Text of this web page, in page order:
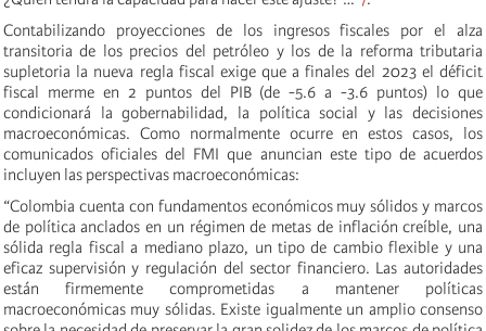
Contabilizando proyecciones de los ingresos fiscales por el alza
transitoria de los precios del petróleo y los de la reforma tributaria
supletoria la nueva regla fiscal exige que a finales del 2023 el déficit
fiscal merme en 2 puntos del PIB (de -5.6 a -3.6 puntos) lo que
condicionará la gobernabilidad, la política social y las decisiones
macroeconómicas. Como normalmente ocurre en estos casos, los
comunicados oficiales del FMI que anuncian este tipo de acuerdos
incluyen las perspectivas macroeconómicas:
“Colombia cuenta con fundamentos económicos muy sólidos y marcos
de política anclados en un régimen de metas de inflación creíble, una
sólida regla fiscal a mediano plazo, un tipo de cambio flexible y una
eficaz supervisión y regulación del sector financiero. Las autoridades
están firmemente comprometidas a mantener políticas
macroeconómicas muy sólidas. Existe igualmente un amplio consenso